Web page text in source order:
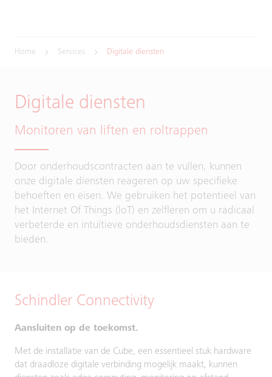
Home Services Digitale diensten
Digitale diensten
Monitoren van liften en roltrappen
Door onderhoudscontracten aan te vullen, kunnen
onze digitale diensten reageren op uw specifieke
behoeften en eisen. We gebruiken het potentieel van
het Internet Of Things (loT) en zelfleren om u radicaal
verbeterde en intuïtieve onderhoudsdiensten aan te
bieden.
Schindler Connectivity
Aansluiten op de toekomst.
Met de installatie van de Cube, een essentieel stuk hardware
dat draadloze digitale verbinding mogelijk maakt, kunnen